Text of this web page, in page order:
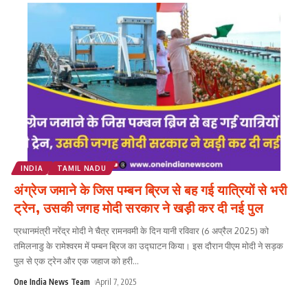
INDIA TAMIL NADU
अंग्रेज जमाने के जिस पम्बन ब्रिज से बह गई यात्रियों से भरी
ट्रेन, उसकी जगह मोदी सरकार ने खड़ी कर दी नई पुल
प्रधानमंत्री नरेंद्र मोदी ने चैत्र रामनवमी के दिन यानी रविवार (6 अप्रैल 2025) को
तमिलनाडु के रामेश्वरम में पम्बन ब्रिज का उद्घाटन किया। इस दौरान पीएम मोदी ने सड़क
पुल से एक ट्रेन और एक जहाज को हरी...
One India News Team April 7, 2025